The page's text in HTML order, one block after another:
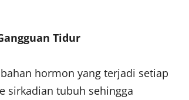
Tidur
hormon yang terjadi setiap
sirkadian tubuh sehingga